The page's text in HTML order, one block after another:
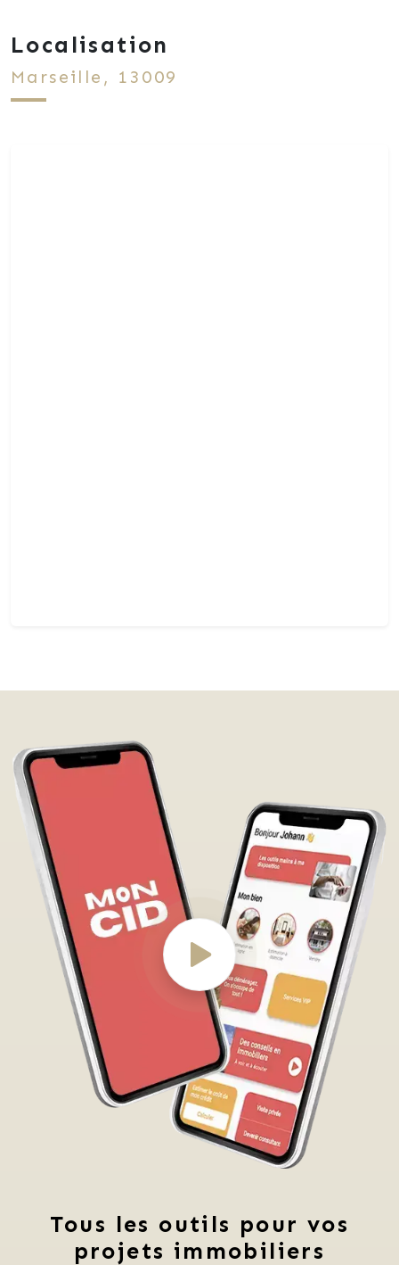
Localisation
Marseille, 13009
Tous les outils pour vos
projets immobiliers